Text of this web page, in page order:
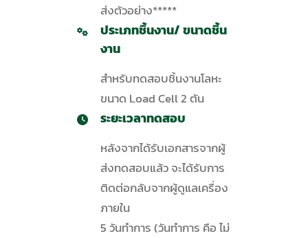
ส่งตัวอย่าง*****
ประเภทชิ้นงาน/ ขนาดชิ้น
งาน
สำหรับทดสอบชิ้นงานโลหะ
ขนาด Load Cell 2 ตัน
ระยะเวลาทดสอบ
หลังจากได้รับเอกสารจากผู้
ส่งทดสอบแล้ว จะได้รับการ
ติดต่อกลับจากผู้ดูแลเครื่อง
ภายใน
5 วันทำการ (วันทำการ คือ ไม่